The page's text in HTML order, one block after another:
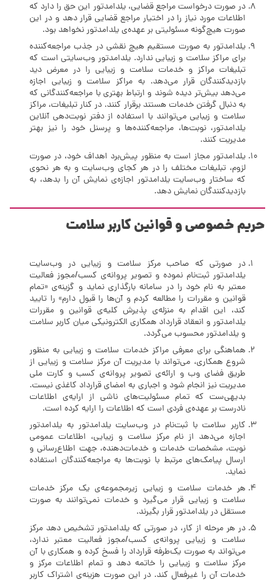
در صورت درخواست مراجع قضایی، یلدامدتور این حق را دارد که
اطلاعات مورد نیاز را در اختیار مراجع قضایی قرار دهد و در این
صورت هیچ‌گونه مسئولیتی بر عهده‌ی یلدامدتور نخواهد بود.
یلدامدتور به صورت مستقیم هیچ نقشی در جذب مراجعه‌کننده
برای مراکز سلامت و زیبایی ندارد. یلدامدتور وب‌سایتی است که
تبلیغات مراکز و خدمات سلامت و زیبایی را در معرض دید
بازدیدکنندگان قرار می‌دهد. به مراکز سلامت و زیبایی اجازه
می‌دهد بیش‌تر دیده شوند و ارتباط بهتری با مراجعه‌کنندگانی که
به دنبال گرفتن خدمات هستند برقرار کنند. در کنار تبلیغات، مراکز
سلامت و زیبایی می‌توانند با استفاده از دفتر نوبت‌دهی آنلاین
یلدامدتور، نوبت‌ها، مراجعه‌کننده‌ها و پرسنل خود را نیز بهتر
مدیریت کنند.
یلدامدتور مجاز است به منظور پیش‌برد اهداف خود، در صورت
لزوم، تبلیغات مختلف را در هر کجای وب‌سایت و به هر نحوی
که ساختار وب‌سایت یلدامدتور اجازه‌ی نمایش آن را بدهد، به
بازدیدکنندگان نمایش دهد.
حریم خصوصی و قوانین کاربر سلامت
در صورتی که صاحب مرکز سلامت و زیبایی در وب‌سایت
یلدامدتور ثبت‌نام نموده و تصویر پروانه‌ی کسب/مجوز فعالیت
معتبر به نام خود را در سامانه بارگذاری نماید و گزینه‌ی «تمام
قوانین و مقررات را مطالعه کردم و آن‌ها را قبول دارم» را تایید
کند، این اقدام به منزله‌ی پذیرش کلیه‌ی قوانین و مقررات
یلدامدتور و انعقاد قرارداد همکاری الکترونیکی میان کاربر سلامت
و یلدامدتور محسوب می‌گردد.
هماهنگی برای معرفی مراکز خدمات سلامت و زیبایی به منظور
شروع همکاری، می‌تواند با مدیریت آن مرکز سلامت و زیبایی از
طریق فضای وب و ارائه‌ی تصویر پروانه‌ی کسب و کارت ملی
مدیریت نیز انجام شود و اجباری به امضای قرارداد کاغذی نیست.
بدیهی‌ست که تمام مسئولیت‌های ناشی از ارایه‌ی اطلاعات
نادرست بر عهده‌ی فردی است که اطلاعات را ارایه کرده است.
کاربر سلامت با ثبت‌نام در وب‌سایت یلدامدتور به یلدامدتور
اجازه می‌دهد از نام مرکز سلامت و زیبایی، اطلاعات عمومی
نوبت، مشخصات خدمات و خدمات‌دهنده، جهت اطلاع‌رسانی و
ارسال پیامک‌های مرتبط با نوبت‌ها به مراجعه‌کنندگان استفاده
نماید.
هر خدمات سلامت و زیبایی زیرمجموعه‌ی یک مرکز خدمات
سلامت و زیبایی قرار می‌گیرد و خدمات نمی‌توانند به صورت
مستقل در یلدامدتور قرار بگیرند.
در هر مرحله از کار، در صورتی که یلدامدتور تشخیص دهد مرکز
سلامت و زیبایی پروانه‌ی کسب/مجوز فعالیت معتبر ندارد،
می‌تواند به صورت یک‌طرفه قرارداد را فسخ کرده و همکاری با آن
مرکز سلامت و زییایی را خاتمه دهد و تمام اطلاعات مرکز و
خدمات آن را غیرفعال کند. در این صورت هزینه‌ی اشتراک کاربر